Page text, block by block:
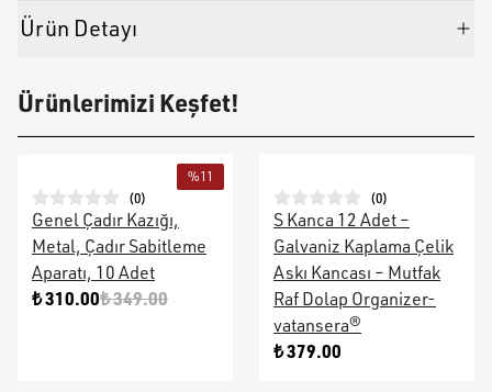
Ürün Detayı
Ürünlerimizi Keşfet!
%11
(0)
Genel Çadır Kazığı,
Metal, Çadır Sabitleme
Aparatı, 10 Adet
₺ 310.00₺ 349.00
(0)
S Kanca 12 Adet –
Galvaniz Kaplama Çelik
Askı Kancası – Mutfak
Raf Dolap Organizer-
vatansera®
₺ 379.00